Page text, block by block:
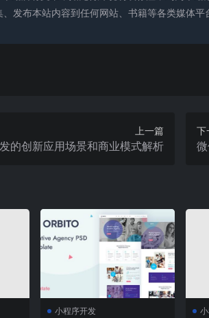
、发布本站内容到任何网站、书籍等各类媒体
上一篇
的创新应用场景和商业模式解析
下
小程序开发